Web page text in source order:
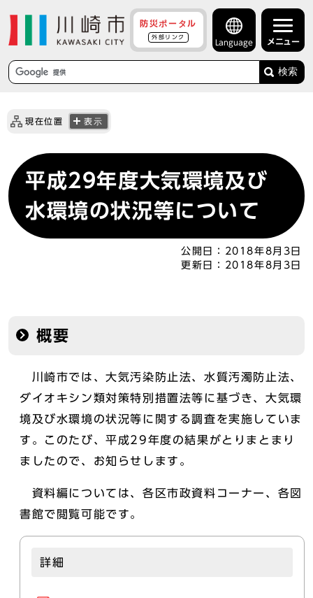
防災ポータル
外部リンク
Language メニュー
検索
現在位置 表示
平成29年度大気環境及び
水環境の状況等について
公開日：
2018年8月3日
更新日：
2018年8月3日
概要
川崎市では、大気汚染防止法、水質汚濁防止法、
ダイオキシン類対策特別措置法等に基づき、大気環
境及び水環境の状況等に関する調査を実施していま
す。このたび、平成29年度の結果がとりまとまり
ましたので、お知らせします。
資料編については、各区市政資料コーナー、各図
書館で閲覧可能です。
詳細